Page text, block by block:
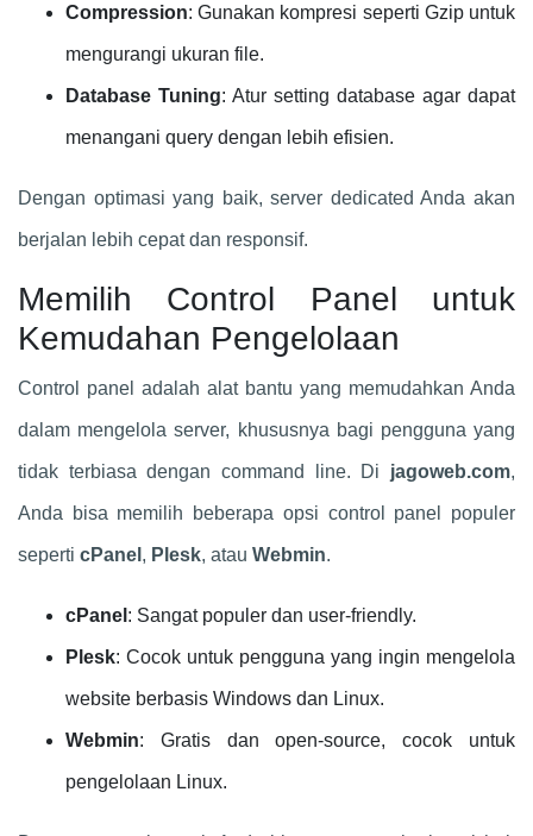
Compression: Gunakan kompresi seperti Gzip untuk
mengurangi ukuran file.
Database Tuning: Atur setting database agar dapat
menangani query dengan lebih efisien.
Dengan optimasi yang baik, server dedicated Anda akan
berjalan lebih cepat dan responsif.
Memilih Control Panel untuk
Kemudahan Pengelolaan
Control panel adalah alat bantu yang memudahkan Anda
dalam mengelola server, khususnya bagi pengguna yang
tidak terbiasa dengan command line. Di jagoweb.com,
Anda bisa memilih beberapa opsi control panel populer
seperti cPanel , Plesk, atau Webmin.
cPanel : Sangat populer dan user-friendly.
Plesk: Cocok untuk pengguna yang ingin mengelola
website berbasis Windows dan Linux.
Webmin: Gratis dan open-source, cocok untuk
pengelolaan Linux.